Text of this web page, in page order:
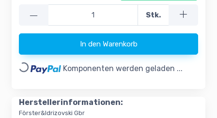
— Stk.
In den Warenkorb
Loading... Komponenten werden geladen ...
Herstellerinformationen:
Förster&Idrizovski Gbr